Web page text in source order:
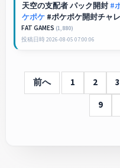
天空の支配者 パック開封 #
ケポケ#ポケポケ開封チャ
FAT GAMES (1,880)
投稿日時 2026-08-05 07:00:06
前へ 1 2 3
9